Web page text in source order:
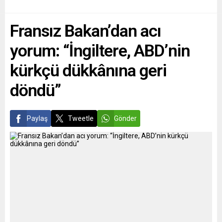
Parti’nin oylarıyla iki
misyonun görevi
Fransız Bakan’dan acı
yorum: “İngiltere, ABD’nin
kürkçü dükkânına geri
döndü”
Paylaş Tweetle Gönder